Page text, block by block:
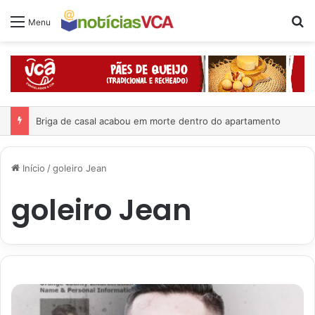
Menu
Briga de casal acabou em morte dentro do apartamento
Início /goleiro Jean
goleiro Jean